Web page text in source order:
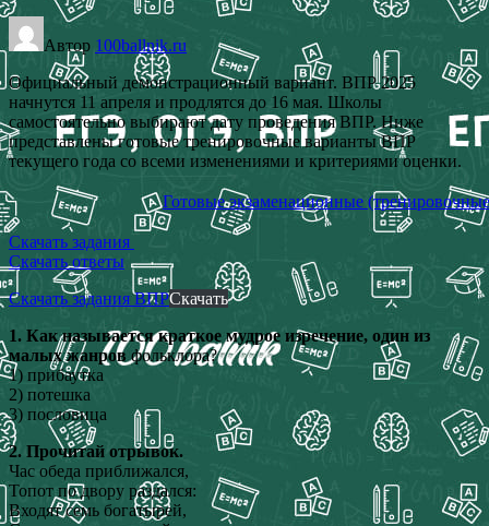
Автор 100ballnik.ru
Официальный демонстрационный вариант. ВПР 2025
начнутся 11 апреля и продлятся до 16 мая. Школы
самостоятельно выбирают дату проведения ВПР. Ниже
представлены готовые тренировочные варианты ВПР
текущего года со всеми изменениями и критериями оценки.
Готовые экзаменационные
Скачать задания
Скачать ответы
Скачать задания ВПРСкачать
1. Как называется краткое мудрое изречение, один из
малых жанровфольклора?
1) прибаутка
2) потешка
3) пословица
2. Прочитай отрывок.
Час обеда приближался,
Топот по двору раздался:
Входят семь богатырей,